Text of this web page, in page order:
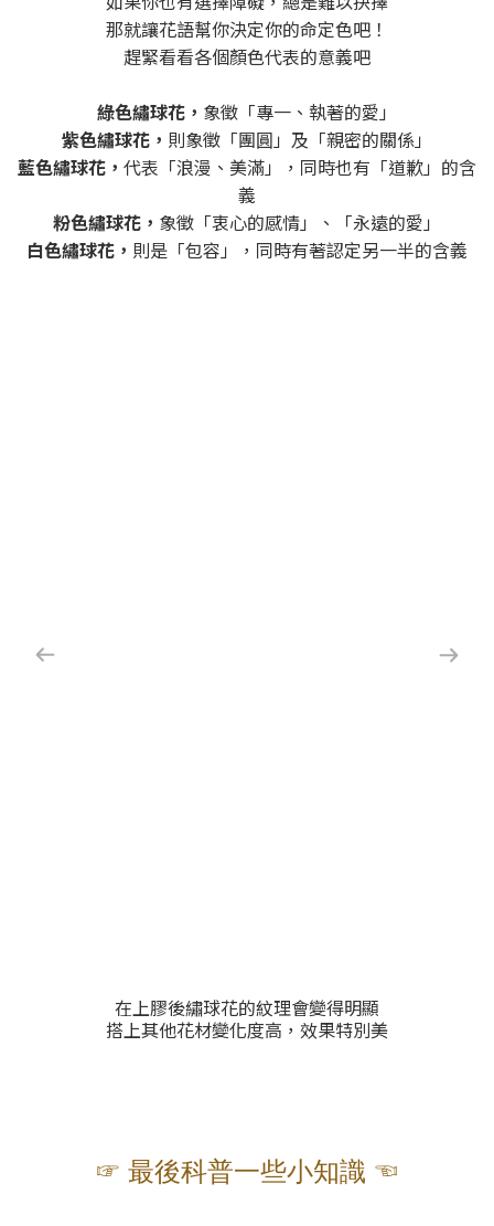
那就讓花語幫你決定你的命定色吧！
趕緊看看各個顏色代表的意義吧
綠色繡球花， 象徵「專一、執著的愛」
紫色繡球花， 則象徵「團圓」及「親密的關係」
藍色繡球花， 代表「浪漫、美滿」，同時也有「道歉」的含
義
粉色繡球花， 象徵「衷心的感情」、「永遠的愛」
白色繡球花， 則是「包容」，同時有著認定另一半的含義
在上膠後繡球花的紋理會變得明顯
搭上其他花材變化度高，效果特別美
☞ 最後科普一些小知識 ☜